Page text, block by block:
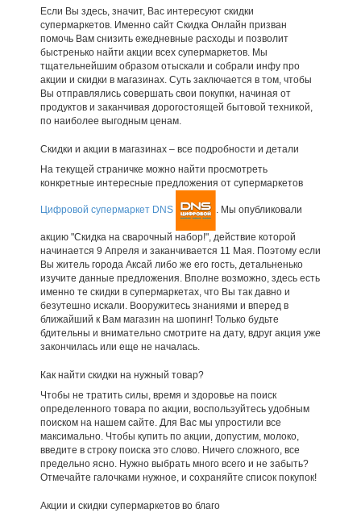
Если Вы здесь, значит, Вас интересуют скидки
супермаркетов. Именно сайт Скидка Онлайн призван
помочь Вам снизить ежедневные расходы и позволит
быстренько найти акции всех супермаркетов. Мы
тщательнейшим образом отыскали и собрали инфу про
акции и скидки в магазинах. Суть заключается в том, чтобы
Вы отправлялись совершать свои покупки, начиная от
продуктов и заканчивая дорогостоящей бытовой техникой,
по наиболее выгодным ценам.
Скидки и акции в магазинах – все подробности и детали
На текущей страничке можно найти просмотреть
конкретные интересные предложения от супермаркетов
Цифровой супермаркет DNS . Мы опубликовали
акцию "Скидка на сварочный набор!", действие которой
начинается 9 Апреля и заканчивается 11 Мая. Поэтому если
Вы житель города Аксай либо же его гость, детальненько
изучите данные предложения. Вполне возможно, здесь есть
именно те скидки в супермаркетах, что Вы так давно и
безутешно искали. Вооружитесь знаниями и вперед в
ближайший к Вам магазин на шопинг! Только будьте
бдительны и внимательно смотрите на дату, вдруг акция уже
закончилась или еще не началась.
Как найти скидки на нужный товар?
Чтобы не тратить силы, время и здоровье на поиск
определенного товара по акции, воспользуйтесь удобным
поиском на нашем сайте. Для Вас мы упростили все
максимально. Чтобы купить по акции, допустим, молоко,
введите в строку поиска это слово. Ничего сложного, все
предельно ясно. Нужно выбрать много всего и не забыть?
Отмечайте галочками нужное, и сохраняйте список покупок!
Акции и скидки супермаркетов во благо